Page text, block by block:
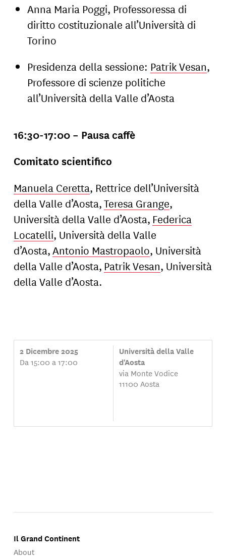
Anna Maria Poggi, Professoressa di
diritto costituzionale all’Università di
Torino
Presidenza della sessione: Patrik Vesan,
Professore di scienze politiche
all’Università della Valle d’Aosta
16:30-17:00 – Pausa caffè
Comitato scientifico
Manuela Ceretta, Rettrice dell’Università
della Valle d’Aosta,Teresa Grange,
Università della Valle d’Aosta, Federica
Locatelli, Università della Valle
d’Aosta,Antonio Mastropaolo, Università
della Valle d’Aosta, Patrik Vesan, Università
della Valle d’Aosta.
2 Dicembre 2025
Da 15:00 a 17:00
Università della Valle
d'Aosta
via Monte Vodice
11100 Aosta
Il Grand Continent
About